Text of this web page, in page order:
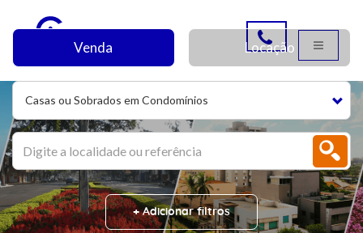
Casas ou Sobrados em Condomínios
Venda Locação
+ Adicionar filtros